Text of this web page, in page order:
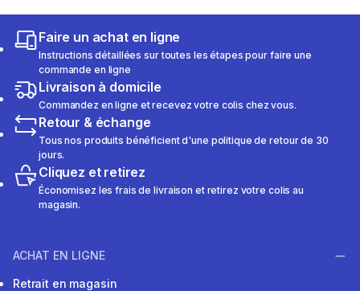
Faire un achat en ligne
Instructions détaillées sur toutes les étapes pour faire une
commande en ligne
Livraison à domicile
Commandez en ligne et recevez votre colis chez vous.
Retour & échange
Tous nos produits bénéficient d'une politique de retour de 30
jours.
Cliquez et retirez
Économisez les frais de livraison et retirez votre colis au
magasin.
ACHAT EN LIGNE
Retrait en magasin